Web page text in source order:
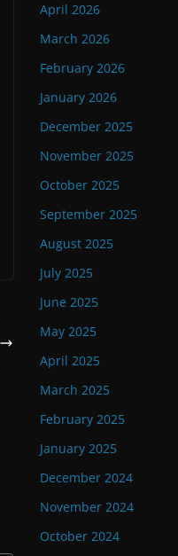
April 2026
March 2026
February 2026
January 2026
December 2025
November 2025
October 2025
September 2025
August 2025
July 2025
June 2025
May 2025
April 2025
March 2025
February 2025
January 2025
December 2024
November 2024
October 2024